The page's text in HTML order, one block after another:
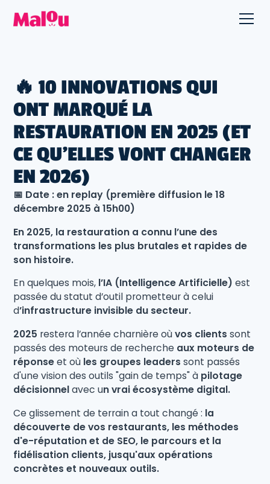
🔥 10 INNOVATIONS QUI
ONT MARQUÉ LA
RESTAURATION EN 2025 (ET
CE QU’ELLES VONT CHANGER
EN 2026)
📅 Date : en replay (première diffusion le 18
décembre 2025 à 15h00)
En 2025, la restauration a connu l’une des
transformations les plus brutales et rapides de
son histoire.
En quelques mois, l’IA (Intelligence Artificielle) est
passée du statut d’outil prometteur à celui
d’infrastructure invisible du secteur.
2025 restera l’année charnière oùvos clients sont
passés des moteurs de recherche aux moteurs de
réponseet où les groupes leaderssont passés
d'une vision des outils "gain de temps" à pilotage
décisionnelavec un vrai écosystème digital.
Ce glissement de terrain a tout changé : la
découverte de vos restaurants, les méthodes
d'e-réputation et de SEO, le parcours et la
fidélisation clients, jusqu'aux opérations
concrètes et nouveaux outils.